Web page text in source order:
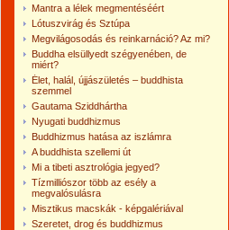
Mantra a lélek megmentéséért
Lótuszvirág és Sztúpa
Megvilágosodás és reinkarnáció? Az mi?
Buddha elsüllyedt szégyenében, de
miért?
Élet, halál, újjászületés – buddhista
szemmel
Gautama Sziddhártha
Nyugati buddhizmus
Buddhizmus hatása az iszlámra
A buddhista szellemi út
Mi a tibeti asztrológia jegyed?
Tízmilliószor több az esély a
megvalósulásra
Misztikus macskák - képgalériával
Szeretet, drog és buddhizmus